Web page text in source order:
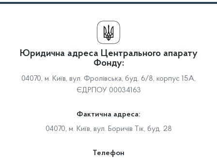
Юридична адреса Центрального апарату
Фонду:
04070, м. Київ, вул. Фролівська, буд. 6/8, корпус 15А,
ЄДРПОУ 00034163
Фактична адреса:
04070, м. Київ, вул. Боричів Тік, буд. 28
Телефон